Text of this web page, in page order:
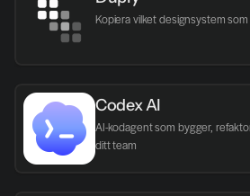
Kopiera vilket designsystem
Codex AI
AI-kodagent som bygger,
ditt team